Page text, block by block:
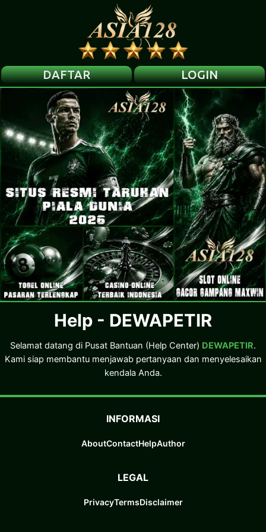
DAFTAR LOGIN
Help - DEWAPETIR
Selamat datang di Pusat Bantuan (Help Center) DEWAPETIR.
Kami siap membantu menjawab pertanyaan dan menyelesaikan
kendala Anda.
INFORMASI
AboutContactHelpAuthor
LEGAL
PrivacyTermsDisclaimer